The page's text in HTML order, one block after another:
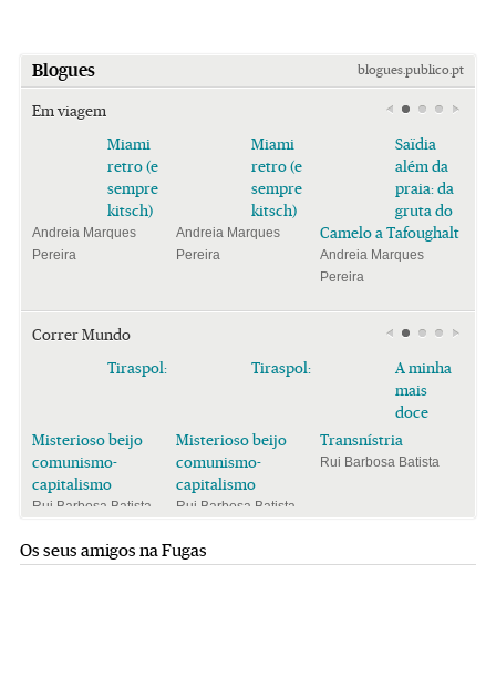
Blogues blogues.publico.pt
Em viagem
Miami
retro (e
sempre
kitsch)
Andreia Marques
Pereira
Miami
retro (e
sempre
kitsch)
Andreia Marques
Pereira
Saïdia
além da
praia: da
gruta do
Camelo a Tafoughalt
Andreia Marques
Pereira
Correr Mundo
Tiraspol:
Misterioso beijo
comunismo-
capitalismo
Rui Barbosa Batista
Tiraspol:
Misterioso beijo
comunismo-
capitalismo
Rui Barbosa Batista
A minha
mais
doce
Transnístria
Rui Barbosa Batista
Os seus amigos na Fugas